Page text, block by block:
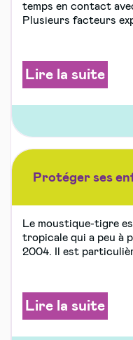
temps en contact
Plusieurs facteurs
Lire la suite
Protéger ses
Le moustique-tigre
tropicale qui a peu à
2004. Il est
Lire la suite